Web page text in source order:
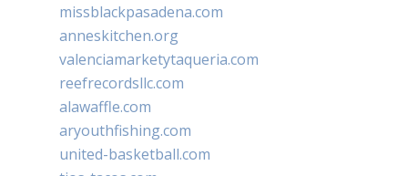
missblackpasadena.com
anneskitchen.org
valenciamarketytaqueria.com
reefrecordsllc.com
alawaffle.com
aryouthfishing.com
united-basketball.com